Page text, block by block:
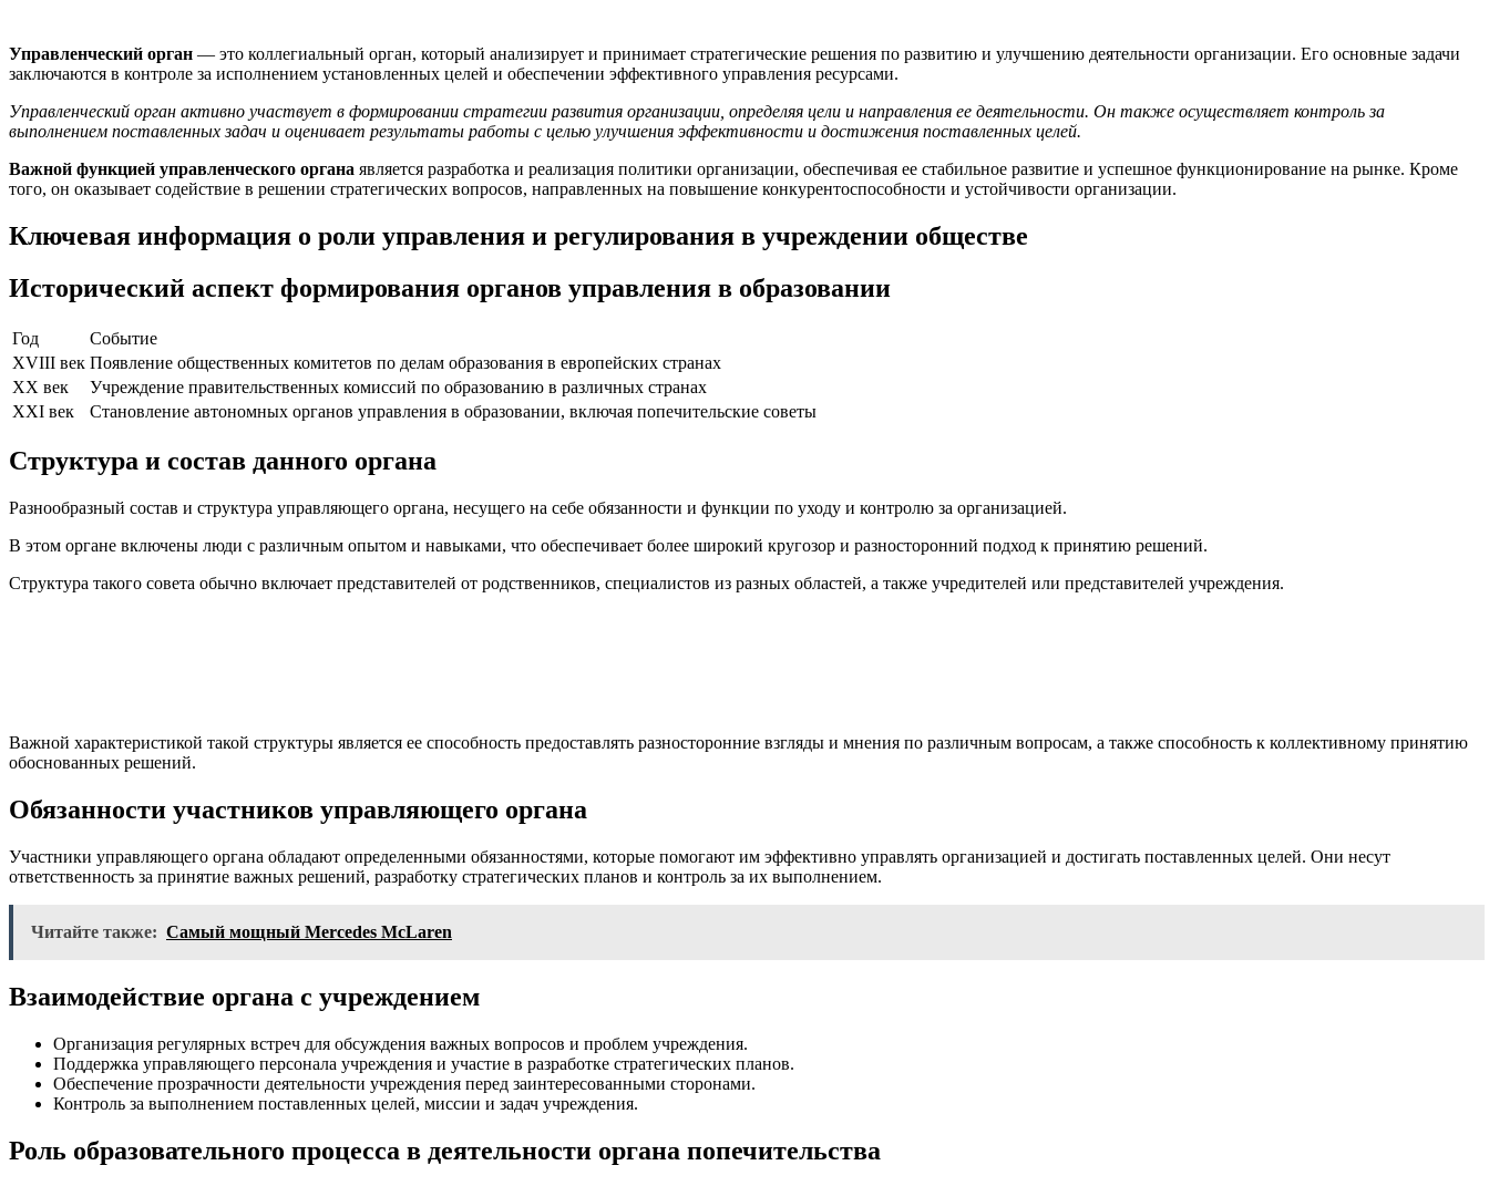
Управленческий орган — это коллегиальный орган, который анализирует и принимает стратегические решения по развитию и улучшению деятельности организации. Его основные задачи
заключаются в контроле за исполнением установленных целей и обеспечении эффективного управления ресурсами.
Управленческий орган активно участвует в формировании стратегии развития организации, определяя цели и направления ее деятельности. Он также осуществляет контроль за
выполнением поставленных задач и оценивает результаты работы с целью улучшения эффективности и достижения поставленных целей.
Важной функцией управленческого органа является разработка и реализация политики организации, обеспечивая ее стабильное развитие и успешное функционирование на рынке. Кроме
того, он оказывает содействие в решении стратегических вопросов, направленных на повышение конкурентоспособности и устойчивости организации.
Ключевая информация о роли управления и регулирования в учреждении обществе
Исторический аспект формирования органов управления в образовании
Год
Событие
XVIII век Появление общественных комитетов по делам образования в европейских странах
XX век
Учреждение правительственных комиссий по образованию в различных странах
XXI век
Становление автономных органов управления в образовании, включая попечительские советы
Структура и состав данного органа
Разнообразный состав и структура управляющего органа, несущего на себе обязанности и функции по уходу и контролю за организацией.
В этом органе включены люди с различным опытом и навыками, что обеспечивает более широкий кругозор и разносторонний подход к принятию решений.
Структура такого совета обычно включает представителей от родственников, специалистов из разных областей, а также учредителей или представителей учреждения.
Важной характеристикой такой структуры является ее способность предоставлять разносторонние взгляды и мнения по различным вопросам, а также способность к коллективному принятию
обоснованных решений.
Обязанности участников управляющего органа
Участники управляющего органа обладают определенными обязанностями, которые помогают им эффективно управлять организацией и достигать поставленных целей. Они несут
ответственность за принятие важных решений, разработку стратегических планов и контроль за их выполнением.
Читайте также: Самый мощный Mercedes McLaren
Взаимодействие органа с учреждением
Организация регулярных встреч для обсуждения важных вопросов и проблем учреждения.
Поддержка управляющего персонала учреждения и участие в разработке стратегических планов.
Обеспечение прозрачности деятельности учреждения перед заинтересованными сторонами.
Контроль за выполнением поставленных целей, миссии и задач учреждения.
Роль образовательного процесса в деятельности органа попечительства